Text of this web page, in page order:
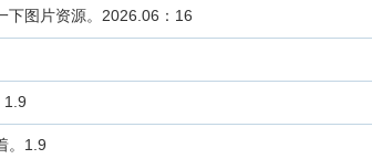
下图片资源。2026.06：16
1.9
。1.9